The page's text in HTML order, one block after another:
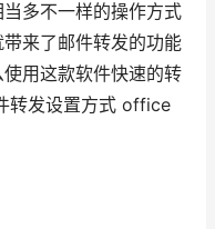
多不一样的操作方式
来了邮件转发的功能
用这款软件快速的转
转发设置方式 office